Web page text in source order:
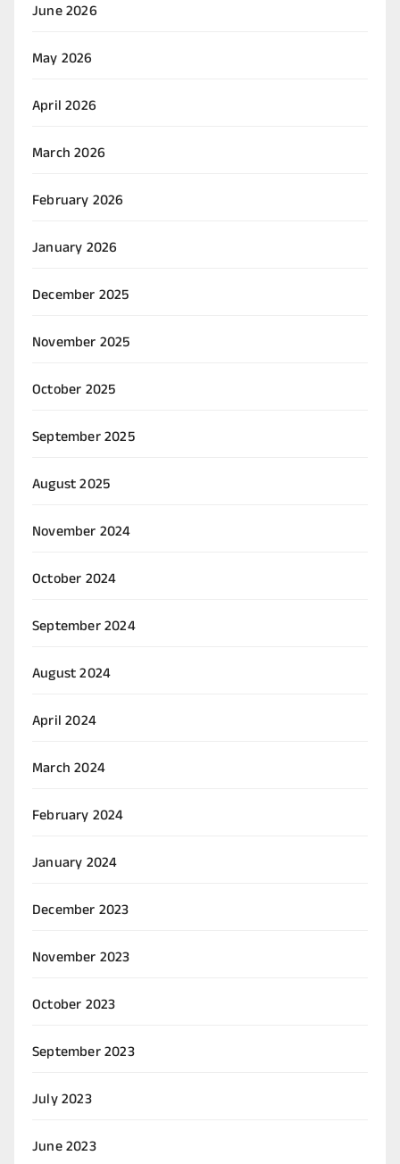
June 2026
May 2026
April 2026
March 2026
February 2026
January 2026
December 2025
November 2025
October 2025
September 2025
August 2025
November 2024
October 2024
September 2024
August 2024
April 2024
March 2024
February 2024
January 2024
December 2023
November 2023
October 2023
September 2023
July 2023
June 2023